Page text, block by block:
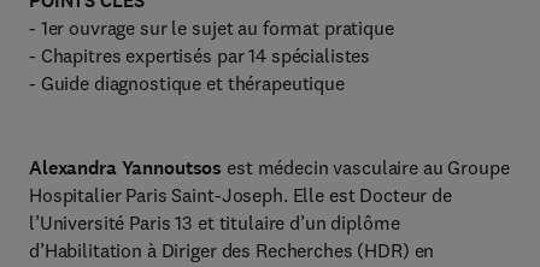
- 1er ouvrage sur le sujet au format pratique
- Chapitres expertisés par 14 spécialistes
- Guide diagnostique et thérapeutique
Alexandra Yannoutsos est médecin vasculaire au Groupe
Hospitalier Paris Saint-Joseph. Elle est Docteur de
l’Université Paris 13 et titulaire d’un diplôme
d’Habilitation à Diriger des Recherches (HDR) en